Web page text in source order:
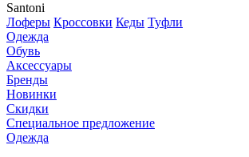
Santoni
Лоферы Кроссовки Кеды Туфли
Одежда
Обувь
Аксессуары
Бренды
Новинки
Скидки
Специальное предложение
Одежда